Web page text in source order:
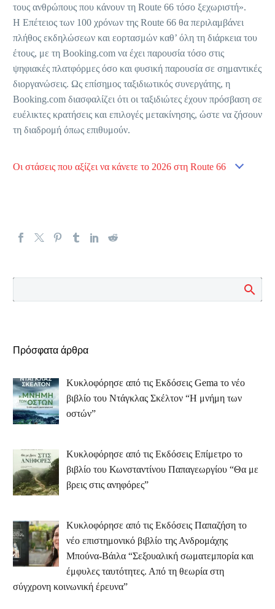
τους ανθρώπους που κάνουν τη Route 66 τόσο ξεχωριστή».
Η Επέτειος των 100 χρόνων της Route 66 θα περιλαμβάνει
πλήθος εκδηλώσεων και εορτασμών καθ’ όλη τη διάρκεια του
έτους, με τη Booking.com να έχει παρουσία τόσο στις
ψηφιακές πλατφόρμες όσο και φυσική παρουσία σε σημαντικές
διοργανώσεις. Ως επίσημος ταξιδιωτικός συνεργάτης, η
Booking.com διασφαλίζει ότι οι ταξιδιώτες έχουν πρόσβαση σε
ευέλικτες κρατήσεις και επιλογές μετακίνησης, ώστε να ζήσουν
τη διαδρομή όπως επιθυμούν.
Οι στάσεις που αξίζει να κάνετε το 2026 στη Route 66
Πρόσφατα άρθρα
Κυκλοφόρησε από τις Εκδόσεις Gema το νέο
βιβλίο του Ντάγκλας Σκέλτον “Η μνήμη των
οστών”
Κυκλοφόρησε από τις Εκδόσεις Επίμετρο το
βιβλίο του Κωνσταντίνου Παπαγεωργίου “Θα με
βρεις στις ανηφόρες”
Κυκλοφόρησε από τις Εκδόσεις Παπαζήση το
νέο επιστημονικό βιβλίο της Ανδρομάχης
Μπούνα-Βάιλα “Σεξουαλική σωματεμπορία και
έμφυλες ταυτότητες. Από τη θεωρία στη
σύγχρονη κοινωνική έρευνα”